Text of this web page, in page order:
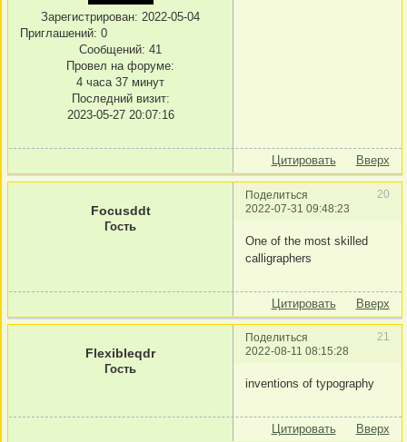
Зарегистрирован: 2022-05-04
Приглашений: 0
Сообщений: 41
Провел на форуме:
4 часа 37 минут
Последний визит:
2023-05-27 20:07:16
Цитировать Вверх
Поделиться
20
2022-07-31 09:48:23
Focusddt
Гость
One of the most skilled
calligraphers
Цитировать Вверх
Поделиться
21
2022-08-11 08:15:28
Flexibleqdr
Гость
inventions of typography
Цитировать Вверх